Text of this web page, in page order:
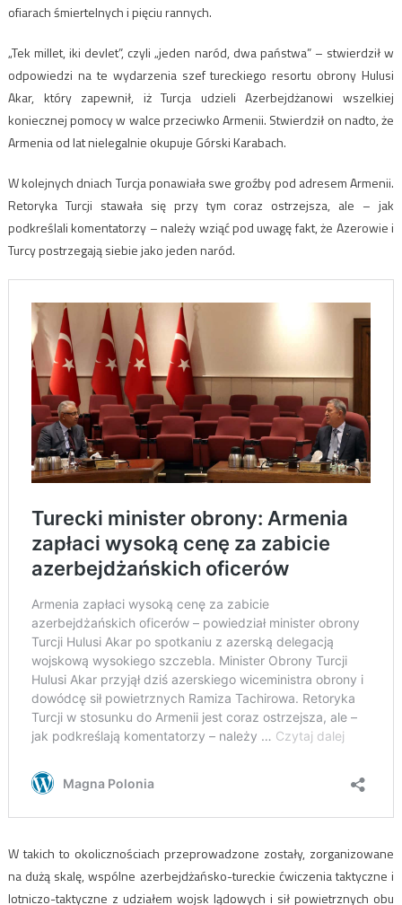
ofiarach śmiertelnych i pięciu rannych.
„Tek millet, iki devlet”, czyli „jeden naród, dwa państwa” – stwierdził w
odpowiedzi na te wydarzenia szef tureckiego resortu obrony Hulusi
Akar, który zapewnił, iż Turcja udzieli Azerbejdżanowi wszelkiej
koniecznej pomocy w walce przeciwko Armenii. Stwierdził on nadto, że
Armenia od lat nielegalnie okupuje Górski Karabach.
W kolejnych dniach Turcja ponawiała swe groźby pod adresem Armenii.
Retoryka Turcji stawała się przy tym coraz ostrzejsza, ale – jak
podkreślali komentatorzy – należy wziąć pod uwagę fakt, że Azerowie i
Turcy postrzegają siebie jako jeden naród.
W takich to okolicznościach przeprowadzone zostały, zorganizowane
na dużą skalę, wspólne azerbejdżańsko-tureckie ćwiczenia taktyczne i
lotniczo-taktyczne z udziałem wojsk lądowych i sił powietrznych obu